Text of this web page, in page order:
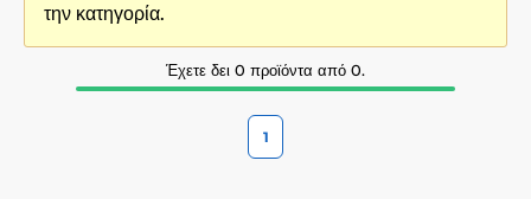
την κατηγορία.
Έχετε δει 0 προϊόντα από 0.
1